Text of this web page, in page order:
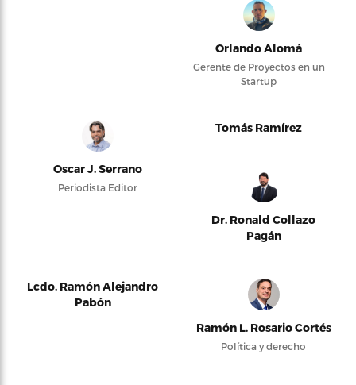
Orlando Alomá
Gerente de Proyectos en un
Startup
Oscar J. Serrano
Periodista Editor
Tomás Ramírez
Dr. Ronald Collazo
Pagán
Lcdo. Ramón Alejandro
Pabón
Ramón L. Rosario Cortés
Política y derecho